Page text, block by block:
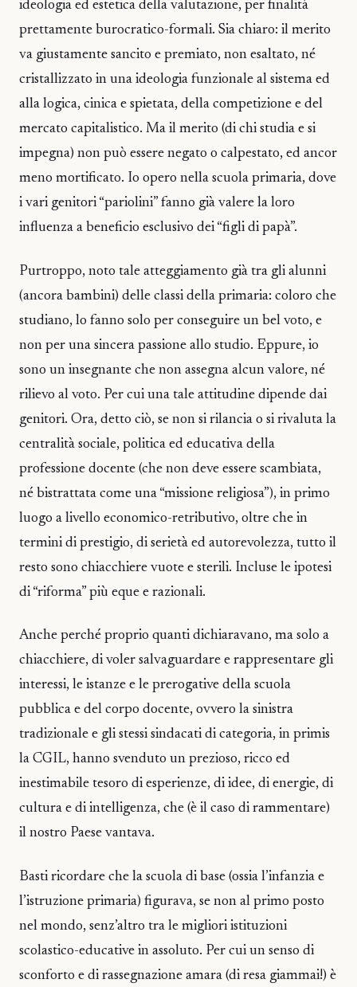
ideologia ed estetica della valutazione, per finalità
prettamente burocratico-formali. Sia chiaro: il merito
va giustamente sancito e premiato, non esaltato, né
cristallizzato in una ideologia funzionale al sistema ed
alla logica, cinica e spietata, della competizione e del
mercato capitalistico. Ma il merito (di chi studia e si
impegna) non può essere negato o calpestato, ed ancor
meno mortificato. Io opero nella scuola primaria, dove
i vari genitori “pariolini” fanno già valere la loro
influenza a beneficio esclusivo dei “figli di papà”.
Purtroppo, noto tale atteggiamento già tra gli alunni
(ancora bambini) delle classi della primaria: coloro che
studiano, lo fanno solo per conseguire un bel voto, e
non per una sincera passione allo studio. Eppure, io
sono un insegnante che non assegna alcun valore, né
rilievo al voto. Per cui una tale attitudine dipende dai
genitori. Ora, detto ciò, se non si rilancia o si rivaluta la
centralità sociale, politica ed educativa della
professione docente (che non deve essere scambiata,
né bistrattata come una “missione religiosa”), in primo
luogo a livello economico-retributivo, oltre che in
termini di prestigio, di serietà ed autorevolezza, tutto il
resto sono chiacchiere vuote e sterili. Incluse le ipotesi
di “riforma” più eque e razionali.
Anche perché proprio quanti dichiaravano, ma solo a
chiacchiere, di voler salvaguardare e rappresentare gli
interessi, le istanze e le prerogative della scuola
pubblica e del corpo docente, ovvero la sinistra
tradizionale e gli stessi sindacati di categoria, in primis
la CGIL, hanno svenduto un prezioso, ricco ed
inestimabile tesoro di esperienze, di idee, di energie, di
cultura e di intelligenza, che (è il caso di rammentare)
il nostro Paese vantava.
Basti ricordare che la scuola di base (ossia l’infanzia e
l’istruzione primaria) figurava, se non al primo posto
nel mondo, senz’altro tra le migliori istituzioni
scolastico-educative in assoluto. Per cui un senso di
sconforto e di rassegnazione amara (di resa giammai!) è